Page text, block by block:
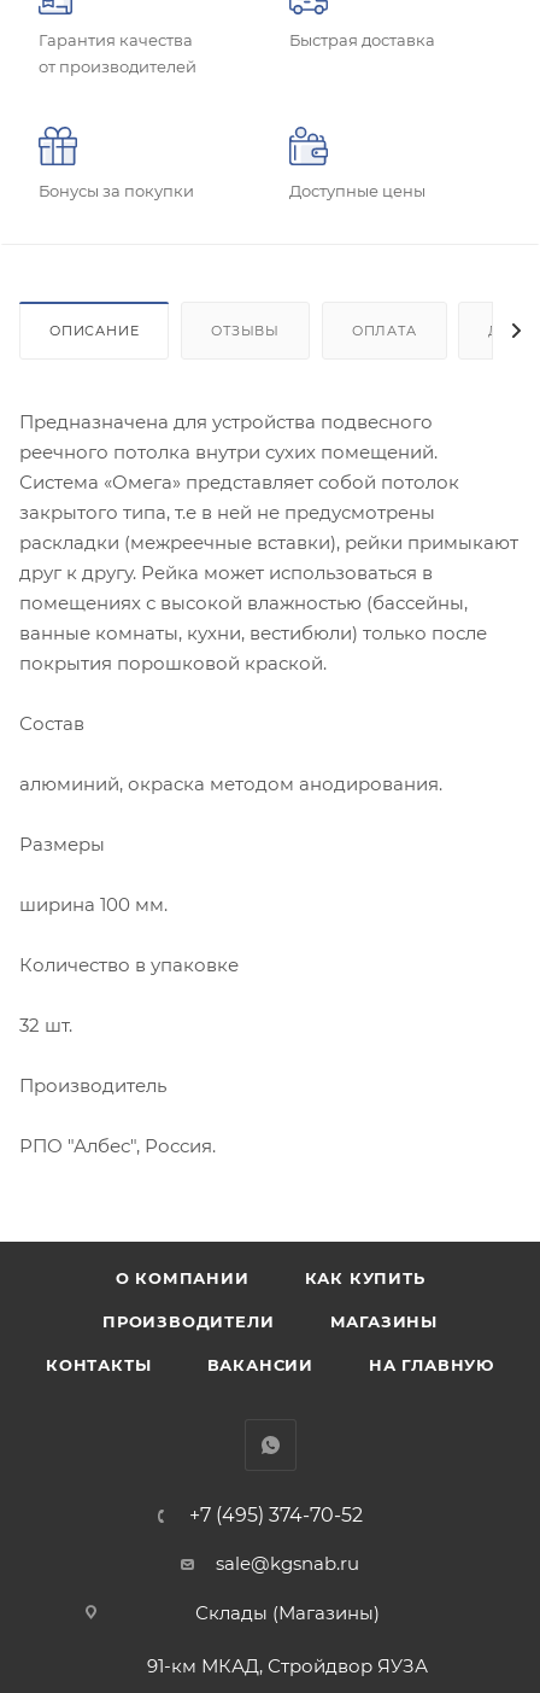
Гарантия качества
от производителей
Быстрая доставка
Бонусы за покупки Доступные цены
ОПИСАНИЕ ОТЗЫВЫ ОПЛАТА
Предназначена для устройства подвесного
реечного потолка внутри сухих помещений.
Система «Омега» представляет собой потолок
закрытого типа, т.е в ней не предусмотрены
раскладки (межреечные вставки), рейки примыкают
друг к другу. Рейка может использоваться в
помещениях с высокой влажностью (бассейны,
ванные комнаты, кухни, вестибюли) только после
покрытия порошковой краской.
Состав
алюминий, окраска методом анодирования.
Размеры
ширина 100 мм.
Количество в упаковке
32 шт.
Производитель
РПО "Албес", Россия.
О КОМПАНИИ КАК КУПИТЬ
ПРОИЗВОДИТЕЛИ МАГАЗИНЫ
КОНТАКТЫ ВАКАНСИИ НА ГЛАВНУЮ
+7 (495) 374-70-52
sale@kgsnab.ru
Склады (Магазины)
91-км МКАД, Стройдвор ЯУЗА